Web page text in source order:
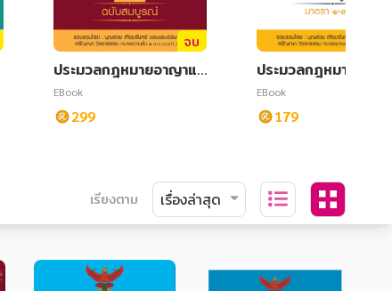
จบ
ประมวลกฎหมายอาญาแล
ะประมวลกฎหมายวิธีพิจา
รณาความอาญาพร้อมหัว
ข้อเรื่องทุกมาตรา ฉบับส
EBook
299
ประมวลกฎหมายวิธีพิ
ณาความแพ่ง พร้อมหั
อเรื่องทุกมาตรา ฉบับ
บูรณ์
EBook
179
เรียงตาม